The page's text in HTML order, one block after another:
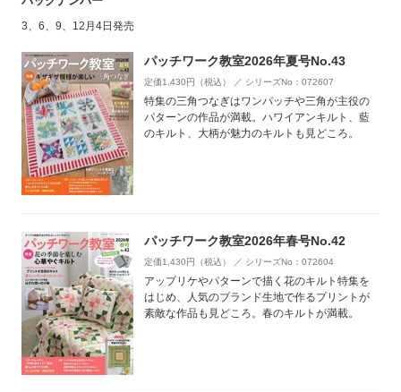
3、6、9、12月4日発売
パッチワーク教室2026年夏号No.43
定価1,430円（税込） ／ シリーズNo：072607
特集の三角つなぎはワンパッチや三角が主役の
パターンの作品が満載。ハワイアンキルト、藍
のキルト、大柄が魅力のキルトも見どころ。
パッチワーク教室2026年春号No.42
定価1,430円（税込） ／ シリーズNo：072604
アップリケやパターンで描く花のキルト特集を
はじめ、人気のブランド生地で作るプリントが
素敵な作品も見どころ。春のキルトが満載。